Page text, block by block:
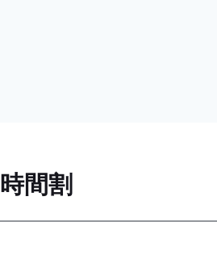
時間割